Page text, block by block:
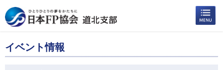
イベント情報